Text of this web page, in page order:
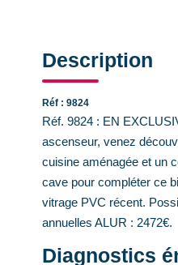
Description
Réf : 9824
Réf. 9824 : EN
ascenseur, venez
cuisine aménagée et un
cave pour compléter ce
vitrage PVC récent.
annuelles ALUR : 2472€.
Diagnostics